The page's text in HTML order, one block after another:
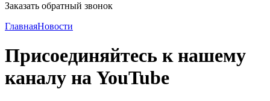
Заказать обратный звонок
ГлавнаяНовости
Присоединяйтесь к нашему
каналу на YouTube